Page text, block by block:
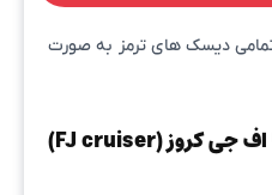
دیسک های ترمز به صورت
دیسک ترمز جلو تویوتا اف جی کروز (FJ cruiser)